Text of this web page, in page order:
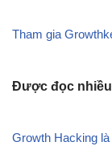
Tham gia
Được đọc
Growth Hacking